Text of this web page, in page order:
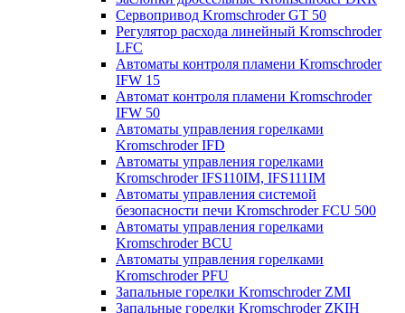
Cервопривод Kromschroder GT 50
Регулятор расхода линейный Kromschroder
LFC
Автоматы контроля пламени Kromschroder
IFW 15
Автомат контроля пламени Kromschroder
IFW 50
Автоматы управления горелками
Kromschroder IFD
Автоматы управления горелками
Kromschroder IFS110IM, IFS111IM
Автоматы управления системой
безопасности печи Kromschroder FCU 500
Автоматы управления горелками
Kromschroder BCU
Автоматы управления горелками
Kromschroder PFU
Запальные горелки Kromschroder ZМI
Запальные горелки Kromschroder ZKIH